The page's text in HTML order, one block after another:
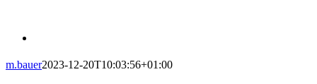
m.bauer2023-12-20T10:03:56+01:00